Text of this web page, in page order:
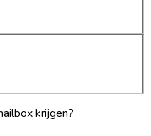
krijgen?